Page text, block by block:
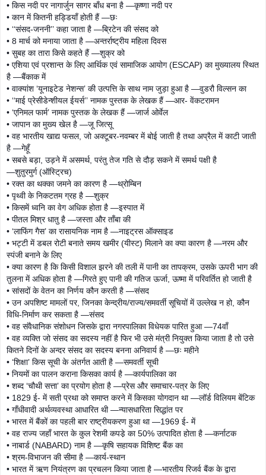
• किस नदी पर नागार्जुन सागर बाँध बना है —कृष्णा नदी पर
• कान में कितनी हड्डियाँ होती हैं —छः
• ‘‘संसद-जननी’’ कहा जाता है —ब्रिटेन की संसद को
• 8 मार्च को मनाया जाता है —अन्तर्राष्ट्रीय महिला दिवस
• सुबह का तारा किसे कहते हैं —शुक्र को
• एशिया एवं प्रशान्त के लिए आर्थिक एवं सामाजिक आयोग (ESCAP) का मुख्यालय स्थित
है —बैंकाक में
• वाक्यांश ‘यूनाइटेड नेशन्स’ की उत्पत्ति के साथ नाम जुड़ा हुआ है —वुडरौ विल्सन का
• ‘‘माई प्रेसीडेन्शीयल ईयर्स’’ नामक पुस्तक के लेखक हैं —आर- वेंकटरामन
• ‘एनिमल फार्म’ नामक पुस्तक के लेखक हैं —जार्ज ओर्वेल
• जापान का मुख्य खेल है —जू जित्सू
• वह भारतीय खाद्य फसल, जो अक्टूबर-नवम्बर में बोई जाती है तथा अप्रैल में काटी जाती
है —गेहूँ
• सबसे बड़ा, उड़ने में असमर्थ, परंतु तेज गति से दौड़ सकने में समर्थ पक्षी है
—शुतुरमुर्ग (ऑस्ट्रिच)
• रक्त का थक्का जमने का कारण है —थ्रोम्बिन
• पृथ्वी के निकटतम ग्रह है —शुक्र
• किसमें ध्वनि का वेग अधिक होता है —इस्पात में
• पीतल मिश्र धातु है —जस्ता और ताँबा की
• ‘लाफिंग गैस’ का रासायनिक नाम है —नाइट्रस ऑक्साइड
• भट्टी में डबल रोटी बनाते समय खमीर (यीस्ट) मिलाने का क्या कारण है —नरम और
स्पंजी बनाने के लिए
• क्या कारण है कि किसी विशाल झरने की तली में पानी का तापक्रम, उसके ऊपरी भाग की
तुलना में अधिक होता है —गिरते हुए पानी की गतिज ऊर्जा, ऊष्मा में परिवर्तित हो जाती है
• सांसदों के वेतन का निर्णय कौन करती है —संसद
• उन अपशिष्ट मामलों पर, जिनका केन्द्रीय/राज्य/समवर्ती सूचियों में उल्लेख न हो, कौन
विधि-निर्माण कर सकता है —संसद
• वह संवैधानिक संशोधन जिसके द्वारा नगरपालिका विधेयक पारित हुआ —74वाँ
• वह व्यक्ति जो संसद का सदस्य नहीं है फिर भी उसे मंत्री नियुक्त किया जाता है तो उसे
कितने दिनों के अन्दर संसद का सदस्य बनना अनिवार्य है —छः महीने
• ‘शिक्षा’ किस सूची के अंतर्गत आती है —समवर्ती सूची
• नियमों का पालन कराना किसका कार्य है —कार्यपालिका का
• शब्द ‘चौथी सत्ता’ का प्रयोग होता है —प्रेस और समाचार-पत्र के लिए
• 1829 ई- में सती प्रथा को समाप्त करने में किसका योगदान था —लॉर्ड विलियम बेंटिक
• गाँधीवादी अर्थव्यवस्था आधारित थी —न्यासधारिता सिद्धांत पर
• भारत में बैंकों का पहली बार राष्ट्रीयकरण हुआ था —1969 ई- में
• वह राज्य जहाँ भारत के कुल रेशमी कपडे़ का 50% उत्पादित होता है —कर्नाटक
• नाबार्ड (NABARD) नाम है —कृषि सहायक विशिष्ट बैंक का
• श्रम-विभाजन की सीमा है —कार्य-स्थान
• भारत में ऋण नियंत्रण का प्रचलन किया जाता है —भारतीय रिजर्व बैंक के द्वारा